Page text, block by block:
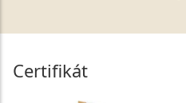
Certifikát